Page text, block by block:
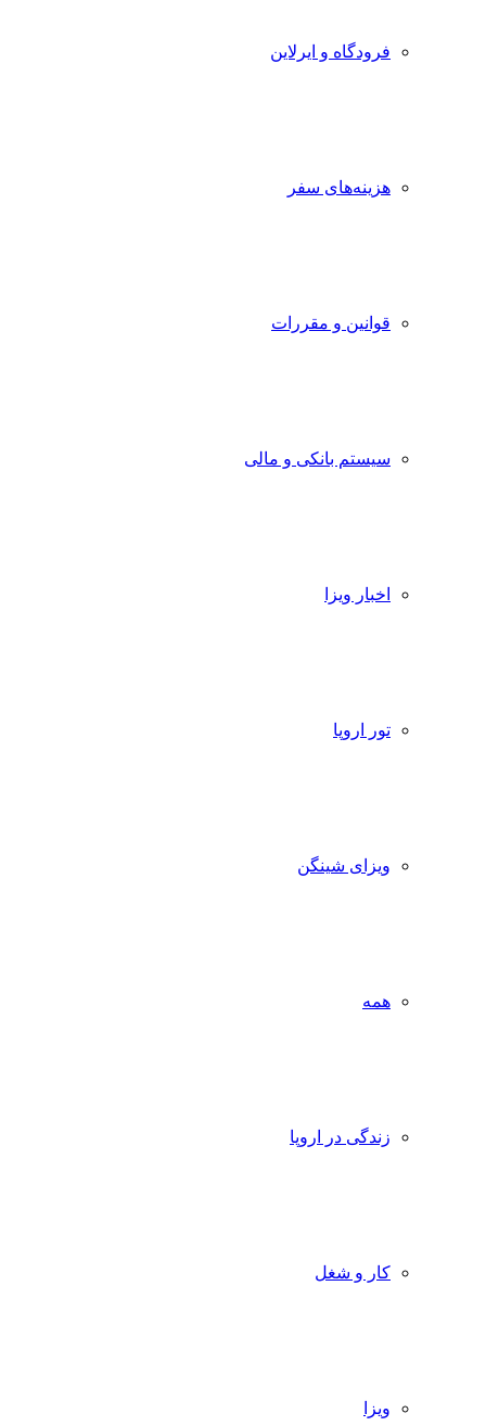
فرودگاه و ایرلاین
هزینه‌های سفر
قوانین و مقررات
سیستم بانکی و مالی
اخبار ویزا
تور اروپا
ویزای شینگن
همه
زندگی در اروپا
کار و شغل
ویزا